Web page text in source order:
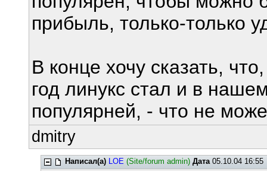
прибыль, только-только
В конце хочу сказать,
год линукс стал и в
популярней, - что не
dmitry
Написал(а) LOE (Site/forum admin) Дата05.10.04 16:55